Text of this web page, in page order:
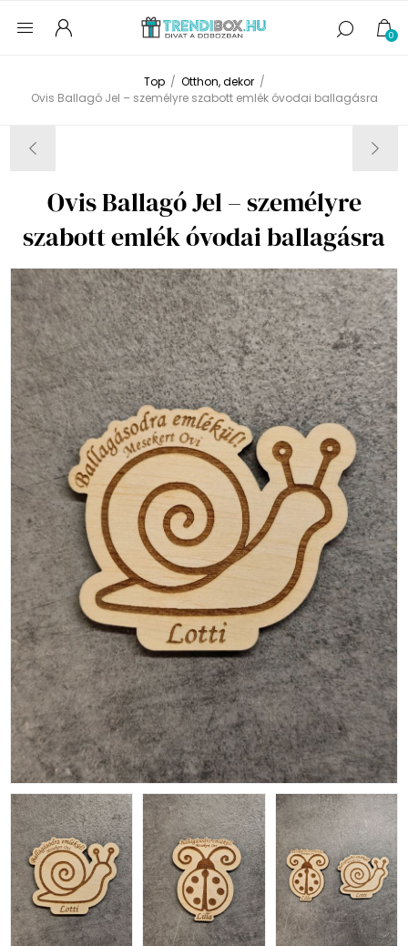
0
Top / Otthon, dekor /
Ovis Ballagó Jel – személyre szabott emlék óvodai ballagásra
Ovis Ballagó Jel – személyre
szabott emlék óvodai ballagásra